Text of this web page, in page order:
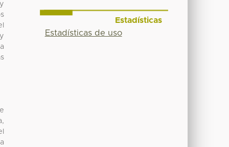
Estadísticas
Estadísticas de uso